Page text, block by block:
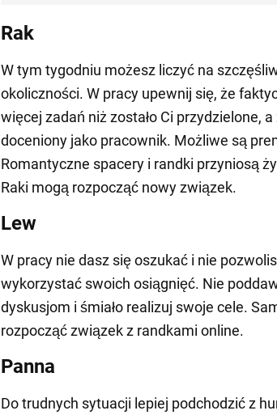
Rak
W tym tygodniu możesz liczyć na
okoliczności. W pracy upewnij się, że
więcej zadań niż zostało Ci przydzielone,
doceniony jako pracownik. Możliwe są
Romantyczne spacery i randki przyniosą
Raki mogą rozpocząć nowy związek.
Lew
W pracy nie dasz się oszukać i nie
wykorzystać swoich osiągnięć. Nie
dyskusjom i śmiało realizuj swoje cele.
rozpocząć związek z randkami online.
Panna
Do trudnych sytuacji lepiej podchodzić z